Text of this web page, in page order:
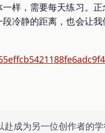
样，需要每天练习。
冷静的距离，也会让
成为另一位创作者的学